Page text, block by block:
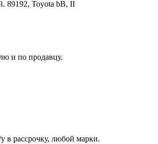
и по продавцу.
в рассрочку, любой марки.